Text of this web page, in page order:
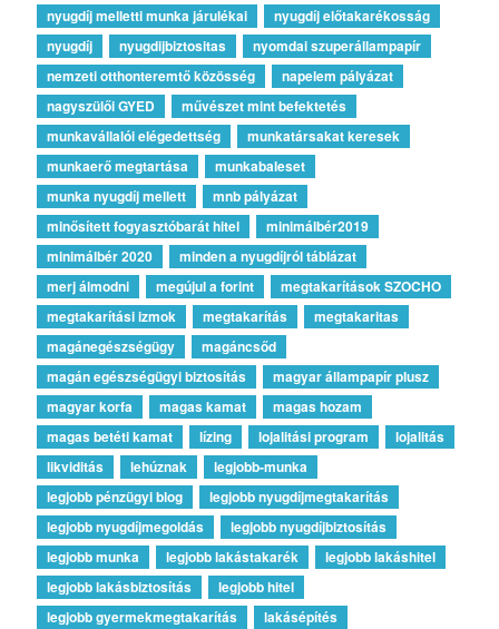
nyugdíj melletti munka járulékai
nyugdíj előtakarékosság
nyugdíj
nyugdijbiztositas
nyomdai szuperállampapír
nemzeti otthonteremtő közösség
napelem pályázat
nagyszülői GYED
művészet mint befektetés
munkavállalói elégedettség
munkatársakat keresek
munkaerő megtartása
munkabaleset
munka nyugdíj mellett
mnb pályázat
minősített fogyasztóbarát hitel
minimálbér2019
minimálbér 2020
minden a nyugdíjról táblázat
merj álmodni
megújul a forint
megtakarítások SZOCHO
megtakarítási izmok
megtakarítás
megtakaritas
magánegészségügy
magáncsőd
magán egészségügyi biztosítás
magyar állampapír plusz
magyar korfa
magas kamat
magas hozam
magas betéti kamat
lízing lojalitási program
lojalitás
likviditás
lehúznak
legjobb-munka
legjobb pénzügyi blog
legjobb nyugdíjmegtakarítás
legjobb nyugdíjmegoldás
legjobb nyugdíjbiztosítás
legjobb munka
legjobb lakástakarék
legjobb lakáshitel
legjobb lakásbiztosítás
legjobb hitel
legjobb gyermekmegtakarítás
lakásépítés